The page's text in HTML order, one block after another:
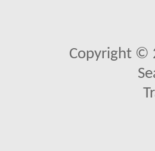
Copyright ©